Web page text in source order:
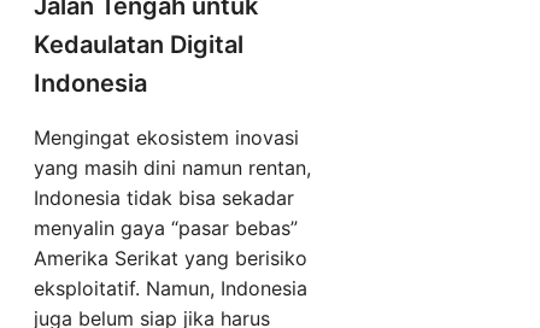
Jalan Tengah untuk
Kedaulatan Digital
Indonesia
Mengingat ekosistem inovasi
yang masih dini namun rentan,
Indonesia tidak bisa sekadar
menyalin gaya “pasar bebas”
Amerika Serikat yang berisiko
eksploitatif. Namun, Indonesia
juga belum siap jika harus